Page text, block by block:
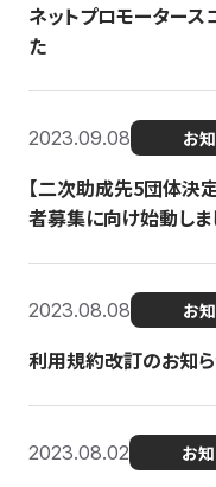
ネットプロモータース
た
2023.09.08 お
【二次助成先5団体決
者募集に向け始動しま
2023.08.08 お
利用規約改訂のお知
2023.08.02 お